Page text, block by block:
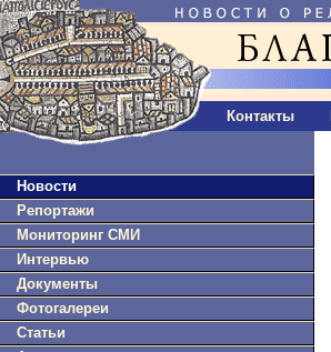
Контакты
Новости
Репортажи
Мониторинг СМИ
Интервью
Документы
Фотогалереи
Статьи